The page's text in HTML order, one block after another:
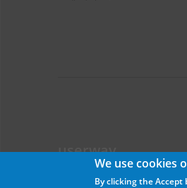
userway
We use cookies
By clicking the